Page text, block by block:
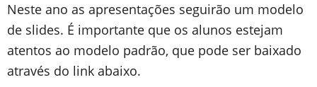
Neste ano as apresentações seguirão um modelo
de slides. É importante que os alunos estejam
atentos ao modelo padrão, que pode ser baixado
através do link abaixo.